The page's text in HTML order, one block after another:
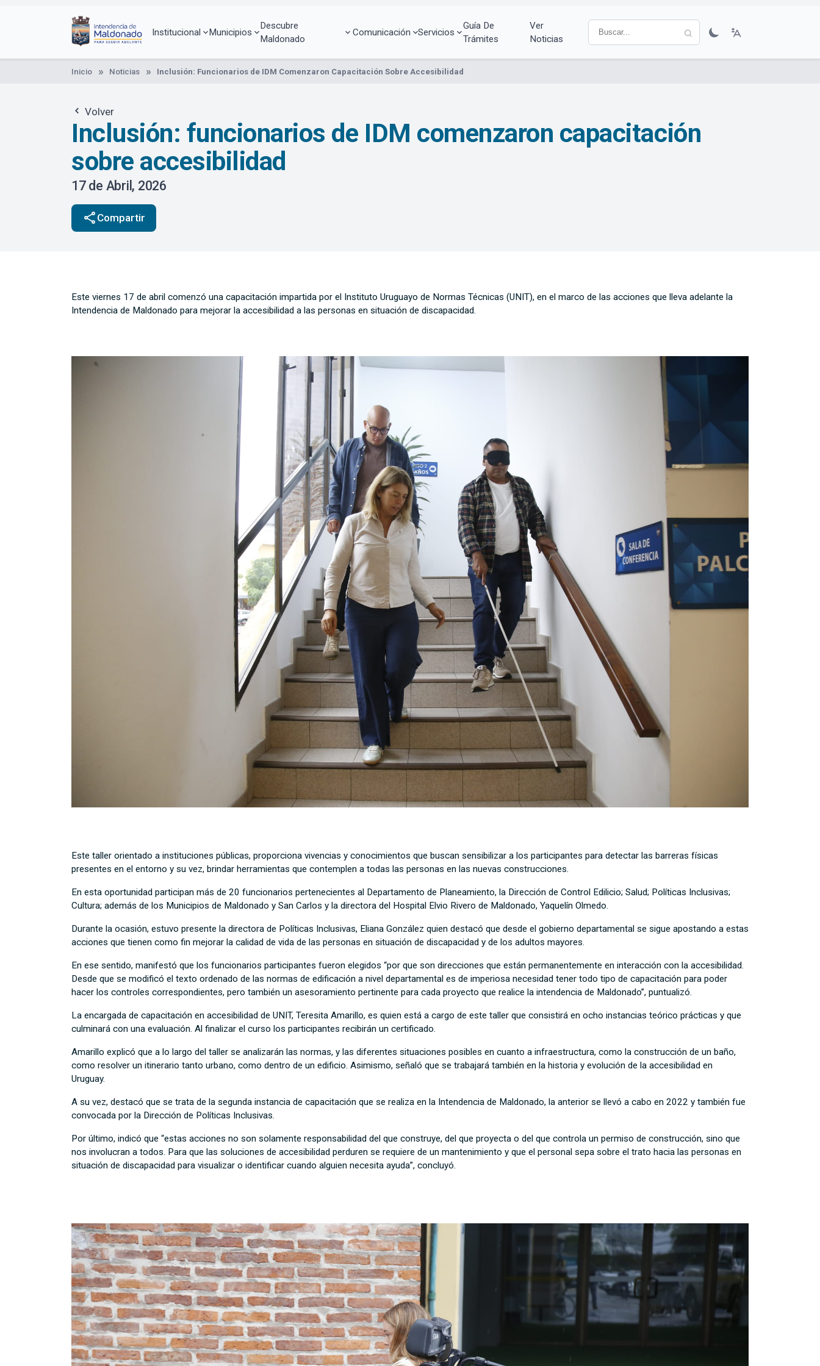
Institucional Municipios
Descubre
Maldonado
Comunicación Servicios
Guía De
Trámites
Ver
Noticias
Inicio Noticias Inclusión: Funcionarios de IDM Comenzaron Capacitación Sobre Accesibilidad
Volver
Inclusión: funcionarios de IDM comenzaron capacitación
sobre accesibilidad
17 de Abril, 2026
share Compartir
Este viernes 17 de abril comenzó una capacitación impartida por el Instituto Uruguayo de Normas Técnicas (UNIT), en el marco de las acciones que lleva adelante la
Intendencia de Maldonado para mejorar la accesibilidad a las personas en situación de discapacidad.
Este taller orientado a instituciones públicas, proporciona vivencias y conocimientos que buscan sensibilizar a los participantes para detectar las barreras físicas
presentes en el entorno y su vez, brindar herramientas que contemplen a todas las personas en las nuevas construcciones.
En esta oportunidad participan más de 20 funcionarios pertenecientes al Departamento de Planeamiento, la Dirección de Control Edilicio; Salud; Políticas Inclusivas;
Cultura; además de los Municipios de Maldonado y San Carlos y la directora del Hospital Elvio Rivero de Maldonado, Yaquelín Olmedo.
Durante la ocasión, estuvo presente la directora de Políticas Inclusivas, Eliana González quien destacó que desde el gobierno departamental se sigue apostando a estas
acciones que tienen como fin mejorar la calidad de vida de las personas en situación de discapacidad y de los adultos mayores.
En ese sentido, manifestó que los funcionarios participantes fueron elegidos “por que son direcciones que están permanentemente en interacción con la accesibilidad.
Desde que se modificó el texto ordenado de las normas de edificación a nivel departamental es de imperiosa necesidad tener todo tipo de capacitación para poder
hacer los controles correspondientes, pero también un asesoramiento pertinente para cada proyecto que realice la intendencia de Maldonado”, puntualizó.
La encargada de capacitación en accesibilidad de UNIT, Teresita Amarillo, es quien está a cargo de este taller que consistirá en ocho instancias teórico prácticas y que
culminará con una evaluación. Al finalizar el curso los participantes recibirán un certificado.
Amarillo explicó que a lo largo del taller se analizarán las normas, y las diferentes situaciones posibles en cuanto a infraestructura, como la construcción de un baño,
como resolver un itinerario tanto urbano, como dentro de un edificio. Asimismo, señaló que se trabajará también en la historia y evolución de la accesibilidad en
Uruguay.
A su vez, destacó que se trata de la segunda instancia de capacitación que se realiza en la Intendencia de Maldonado, la anterior se llevó a cabo en 2022 y también fue
convocada por la Dirección de Políticas Inclusivas.
Por último, indicó que “estas acciones no son solamente responsabilidad del que construye, del que proyecta o del que controla un permiso de construcción, sino que
nos involucran a todos. Para que las soluciones de accesibilidad perduren se requiere de un mantenimiento y que el personal sepa sobre el trato hacia las personas en
situación de discapacidad para visualizar o identificar cuando alguien necesita ayuda”, concluyó.